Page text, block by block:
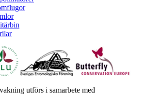
utförs i samarbete med